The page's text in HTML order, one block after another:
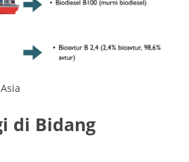
di Bidang